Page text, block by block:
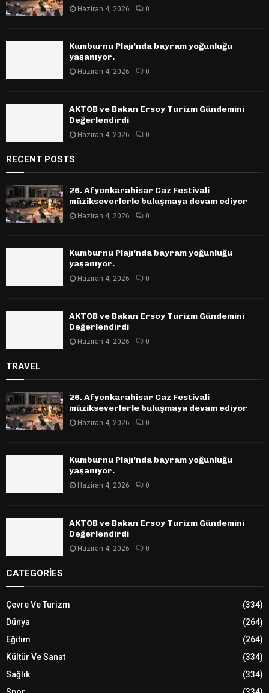
Haziran 4, 2026 0
Kumburnu Plajı’nda bayram yoğunluğu
yaşanıyor.
Haziran 4, 2026 0
AKTOB ve Bakan Ersoy Turizm Gündemini
Değerlendirdi
Haziran 4, 2026 0
RECENT POSTS
26. Afyonkarahisar Caz Festivali
müzikseverlerle buluşmaya devam ediyor
Haziran 4, 2026 0
Kumburnu Plajı’nda bayram yoğunluğu
yaşanıyor.
Haziran 4, 2026 0
AKTOB ve Bakan Ersoy Turizm Gündemini
Değerlendirdi
Haziran 4, 2026 0
TRAVEL
26. Afyonkarahisar Caz Festivali
müzikseverlerle buluşmaya devam ediyor
Haziran 4, 2026 0
Kumburnu Plajı’nda bayram yoğunluğu
yaşanıyor.
Haziran 4, 2026 0
AKTOB ve Bakan Ersoy Turizm Gündemini
Değerlendirdi
Haziran 4, 2026 0
CATEGORIES
Çevre Ve Turizm
(334)
Dünya
(264)
Eğitim
(264)
Kültür Ve Sanat
(334)
Sağlık
(334)